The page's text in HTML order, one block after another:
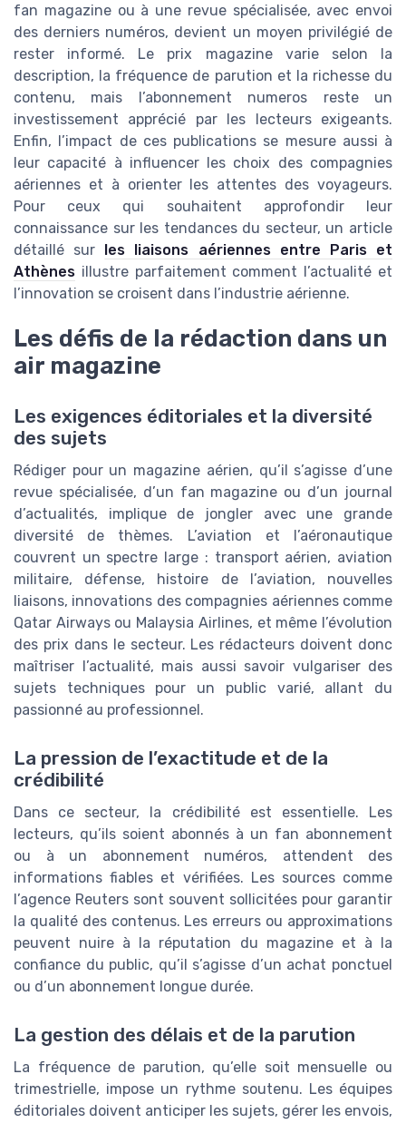
fan magazine ou à une revue spécialisée, avec envoi
des derniers numéros, devient un moyen privilégié de
rester informé. Le prix magazine varie selon la
description, la fréquence de parution et la richesse du
contenu, mais l’abonnement numeros reste un
investissement apprécié par les lecteurs exigeants.
Enfin, l’impact de ces publications se mesure aussi à
leur capacité à influencer les choix des compagnies
aériennes et à orienter les attentes des voyageurs.
Pour ceux qui souhaitent approfondir leur
connaissance sur les tendances du secteur, un article
détaillé sur les liaisons aériennes entre Paris et
Athènes illustre parfaitement comment l’actualité et
l’innovation se croisent dans l’industrie aérienne.
Les défis de la rédaction dans un
air magazine
Les exigences éditoriales et la diversité
des sujets
Rédiger pour un magazine aérien, qu’il s’agisse d’une
revue spécialisée, d’un fan magazine ou d’un journal
d’actualités, implique de jongler avec une grande
diversité de thèmes. L’aviation et l’aéronautique
couvrent un spectre large : transport aérien, aviation
militaire, défense, histoire de l’aviation, nouvelles
liaisons, innovations des compagnies aériennes comme
Qatar Airways ou Malaysia Airlines, et même l’évolution
des prix dans le secteur. Les rédacteurs doivent donc
maîtriser l’actualité, mais aussi savoir vulgariser des
sujets techniques pour un public varié, allant du
passionné au professionnel.
La pression de l’exactitude et de la
crédibilité
Dans ce secteur, la crédibilité est essentielle. Les
lecteurs, qu’ils soient abonnés à un fan abonnement
ou à un abonnement numéros, attendent des
informations fiables et vérifiées. Les sources comme
l’agence Reuters sont souvent sollicitées pour garantir
la qualité des contenus. Les erreurs ou approximations
peuvent nuire à la réputation du magazine et à la
confiance du public, qu’il s’agisse d’un achat ponctuel
ou d’un abonnement longue durée.
La gestion des délais et de la parution
La fréquence de parution, qu’elle soit mensuelle ou
trimestrielle, impose un rythme soutenu. Les équipes
éditoriales doivent anticiper les sujets, gérer les envois,